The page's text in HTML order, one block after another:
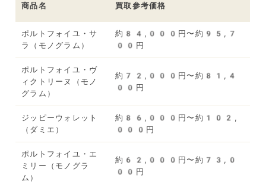
商品名 買取参考価格
ポルトフォイユ・サ
ラ（モノグラム）
約84,000円〜約95,7
00円
ポルトフォイユ・ヴ
ィクトリーヌ（モノ
グラム）
約72,000円〜約81,4
00円
ジッピーウォレット
（ダミエ）
約86,000円〜約102,
000円
ポルトフォイユ・エ
ミリー（モノグラ
ム）
約62,000円〜約73,0
00円